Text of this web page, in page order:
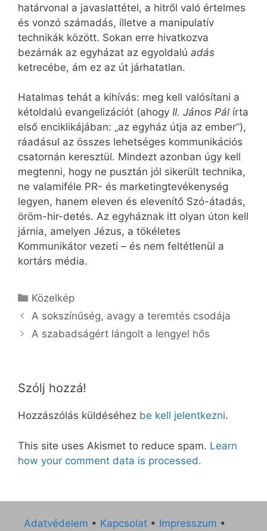
határvonal a javaslattétel, a hitről való értelmes
és vonzó számadás, illetve a manipulatív
technikák között. Sokan erre hivatkozva
bezárnák az egyházat az egyoldalú adás
ketrecébe, ám ez az út járhatatlan.
Hatalmas tehát a kihívás: meg kell valósítani a
kétoldalú evangelizációt (ahogy II. János Pál írta
első enciklikájában: „az egyház útja az ember”),
ráadásul az összes lehetséges kommunikációs
csatornán keresztül. Mindezt azonban úgy kell
megtenni, hogy ne pusztán jól sikerült technika,
ne valamiféle PR- és marketingtevékenység
legyen, hanem eleven és elevenítő Szó-átadás,
öröm-hir-detés. Az egyháznak itt olyan úton kell
járnia, amelyen Jézus, a tökéletes
Kommunikátor vezeti – és nem feltétlenül a
kortárs média.
Kategória
Közelkép
A sokszínűség, avagy a teremtés csodája
A szabadságért lángolt a lengyel hős
Szólj hozzá!
Hozzászólás küldéséhez be kell jelentkezni.
This site uses Akismet to reduce spam. Learn
how your comment data is processed.
Adatvédelem • Kapcsolat • Impresszum •